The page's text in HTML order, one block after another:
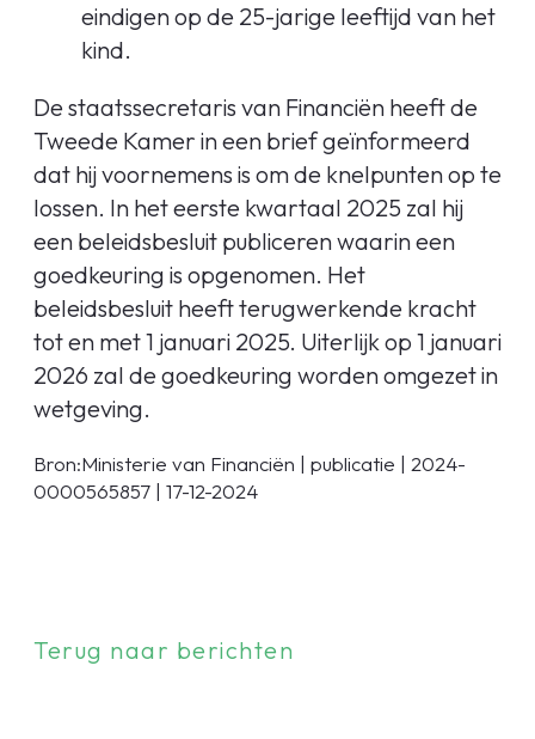
eindigen op de 25-jarige leeftijd van het
kind.
De staatssecretaris van Financiën heeft de
Tweede Kamer in een brief geïnformeerd
dat hij voornemens is om de knelpunten op te
lossen. In het eerste kwartaal 2025 zal hij
een beleidsbesluit publiceren waarin een
goedkeuring is opgenomen. Het
beleidsbesluit heeft terugwerkende kracht
tot en met 1 januari 2025. Uiterlijk op 1 januari
2026 zal de goedkeuring worden omgezet in
wetgeving.
Bron:Ministerie van Financiën | publicatie | 2024-
0000565857 | 17-12-2024
Terug naar berichten